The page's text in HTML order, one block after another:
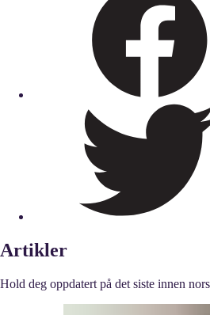
Artikler
Hold deg oppdatert på det siste innen